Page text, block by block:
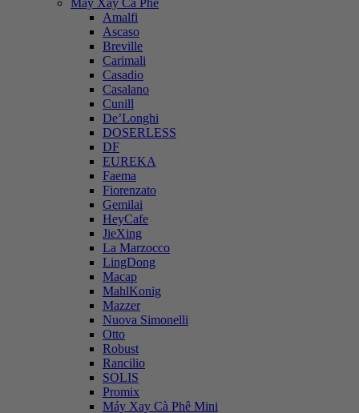
Máy Xay Cà Phê
Amalfi
Ascaso
Breville
Carimali
Casadio
Casalano
Cunill
De’Longhi
DOSERLESS
DF
EUREKA
Faema
Fiorenzato
Gemilai
HeyCafe
JieXing
La Marzocco
LingDong
Macap
MahlKonig
Mazzer
Nuova Simonelli
Otto
Robust
Rancilio
SOLIS
Promix
Máy Xay Cà Phê Mini